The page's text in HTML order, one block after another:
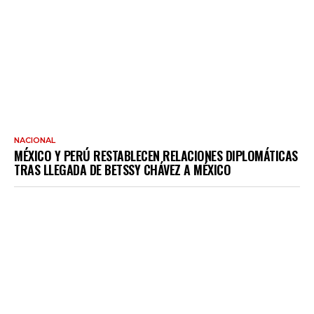
NACIONAL
MÉXICO Y PERÚ RESTABLECEN RELACIONES DIPLOMÁTICAS
TRAS LLEGADA DE BETSSY CHÁVEZ A MÉXICO